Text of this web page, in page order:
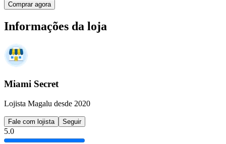
Comprar agora
Informações da loja
Miami Secret
Lojista Magalu desde 2020
Fale com lojista Seguir
5.0